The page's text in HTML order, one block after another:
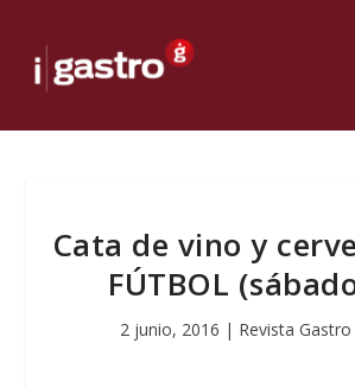
Cata de vino y
FÚTBOL
2 junio, 2016 | Revista